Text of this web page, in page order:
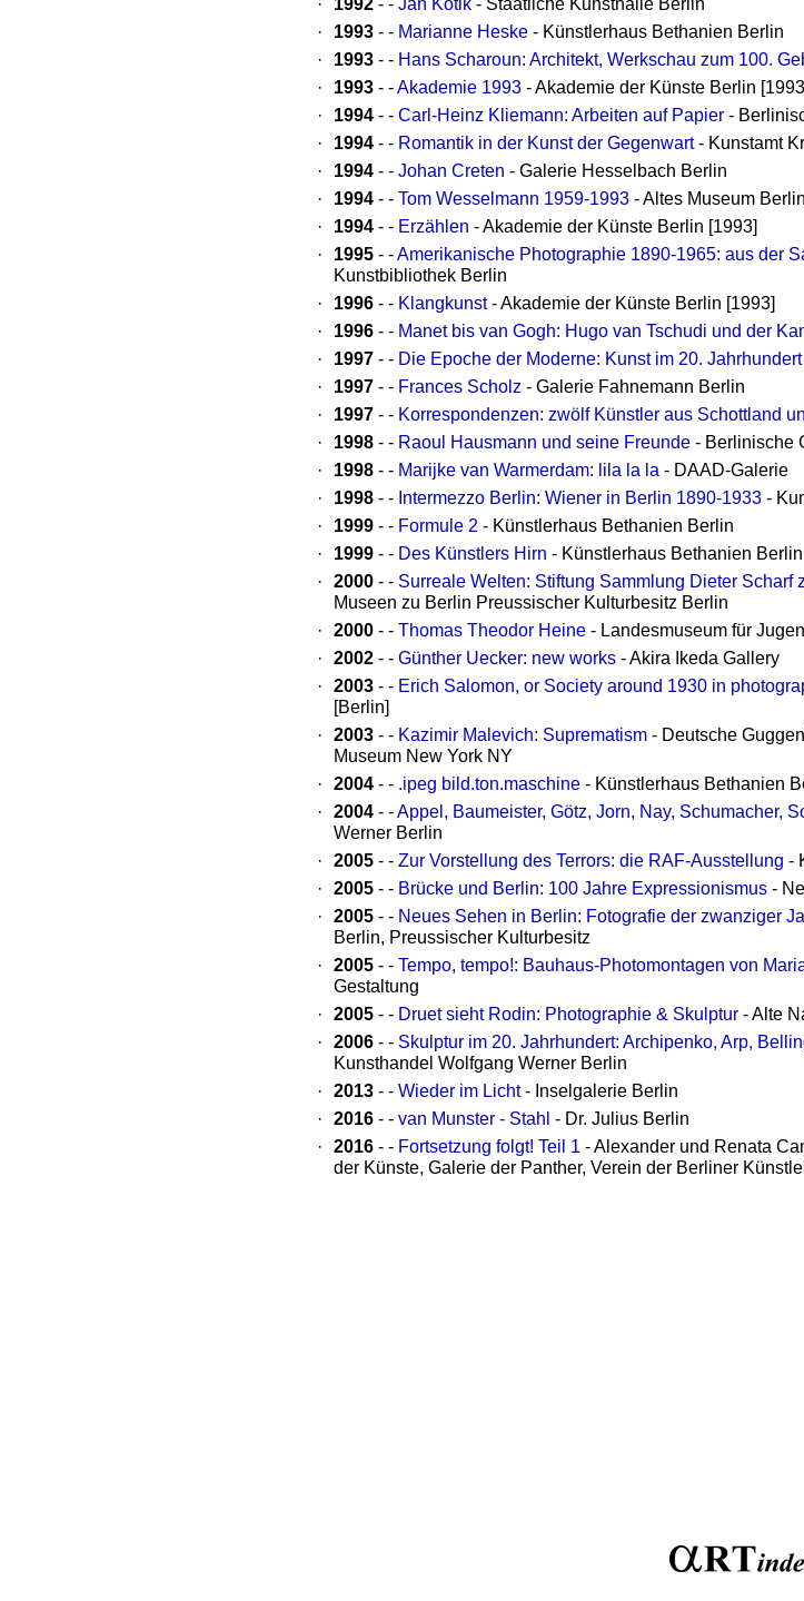
·
1992 - - Jan Kotik - Staatliche Kunsthalle Berlin
·
1993 - - Marianne Heske - Künstlerhaus Bethanien Berlin
·
1993 - - Hans Scharoun: Architekt, Werkschau zum 100.
·
1993 - -Akademie 1993 - Akademie der Künste Berlin
·
1994 - - Carl-Heinz Kliemann: Arbeiten auf Papier -
·
1994 - - Romantik in der Kunst der Gegenwart- Kunstamt
·
1994 - - Johan Creten - Galerie Hesselbach Berlin
·
1994 - - Tom Wesselmann 1959-1993 - Altes Museum Berlin
·
1994 - - Erzählen - Akademie der Künste Berlin [1993]
·
1995 - -Amerikanische Photographie 1890-1965: aus der
Kunstbibliothek Berlin
·
1996 - - Klangkunst- Akademie der Künste Berlin [1993]
·
1996 - - Manet bis van Gogh: Hugo van Tschudi und der
·
1997 - - Die Epoche der Moderne: Kunst im 20. Jahrhundert
·
1997 - - Frances Scholz - Galerie Fahnemann Berlin
·
1997 - - Korrespondenzen: zwölf Künstler aus Schottland
·
1998 - - Raoul Hausmann und seine Freunde - Berlinische
·
1998 - - Marijke van Warmerdam: lila la la - DAAD-Galerie
·
1998 - - Intermezzo Berlin: Wiener in Berlin 1890-1933 -
·
1999 - - Formule 2 - Künstlerhaus Bethanien Berlin
·
1999 - - Des Künstlers Hirn - Künstlerhaus Bethanien Berlin
·
2000 - - Surreale Welten: Stiftung Sammlung Dieter Scharf
Museen zu Berlin Preussischer Kulturbesitz Berlin
·
2000 - - Thomas Theodor Heine - Landesmuseum für
·
2002 - - Günther Uecker: new works - Akira Ikeda Gallery
·
2003 - - Erich Salomon, or Society around 1930 in
[Berlin]
·
2003 - - Kazimir Malevich: Suprematism - Deutsche
Museum New York NY
·
2004 - - .ipeg bild.ton.maschine - Künstlerhaus Bethanien
·
2004 - -Appel, Baumeister, Götz, Jorn, Nay, Schumacher,
Werner Berlin
·
2005 - - Zur Vorstellung des Terrors: die RAF-Ausstellung -
·
2005 - - Brücke und Berlin: 100 Jahre Expressionismus -
·
2005 - - Neues Sehen in Berlin: Fotografie der zwanziger
Berlin, Preussischer Kulturbesitz
·
2005 - - Tempo, tempo!: Bauhaus-Photomontagen von
Gestaltung
·
2005 - - Druet sieht Rodin: Photographie & Skulptur - Alte
·
2006 - - Skulptur im 20. Jahrhundert: Archipenko, Arp,
Kunsthandel Wolfgang Werner Berlin
·
2013 - - Wieder im Licht- Inselgalerie Berlin
·
2016 - - van Munster - Stahl - Dr. Julius Berlin
·
2016 - - Fortsetzung folgt! Teil 1 - Alexander und Renata
der Künste, Galerie der Panther, Verein der Berliner